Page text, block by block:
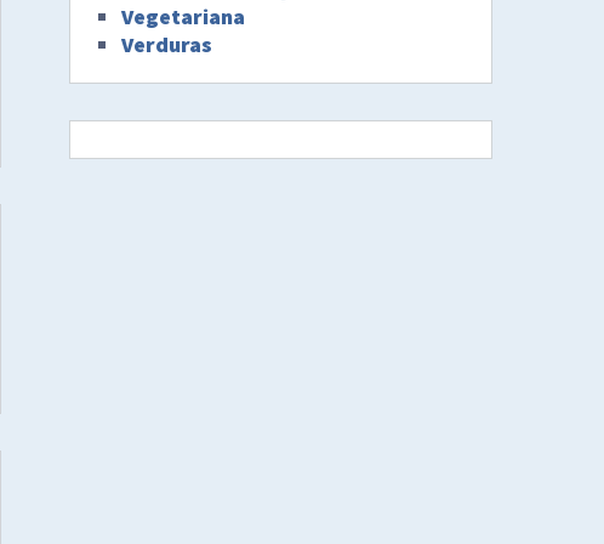
Vegetariana
Verduras